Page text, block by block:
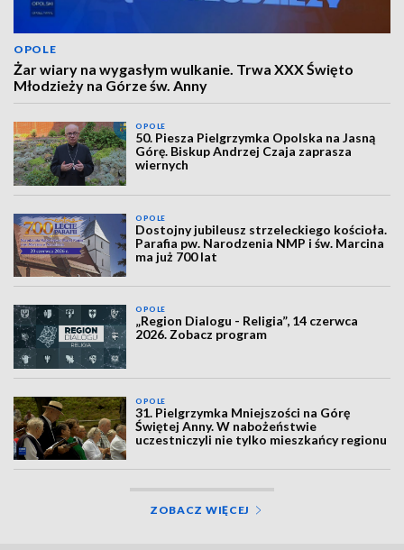
OPOLE
Żar wiary na wygasłym wulkanie. Trwa XXX Święto
Młodzieży na Górze św. Anny
OPOLE
50. Piesza Pielgrzymka Opolska na Jasną
Górę. Biskup Andrzej Czaja zaprasza
wiernych
OPOLE
Dostojny jubileusz strzeleckiego kościoła.
Parafia pw. Narodzenia NMP i św. Marcina
ma już 700 lat
OPOLE
„Region Dialogu - Religia”, 14 czerwca
2026. Zobacz program
OPOLE
31. Pielgrzymka Mniejszości na Górę
Świętej Anny. W nabożeństwie
uczestniczyli nie tylko mieszkańcy regionu
ZOBACZ WIĘCEJ